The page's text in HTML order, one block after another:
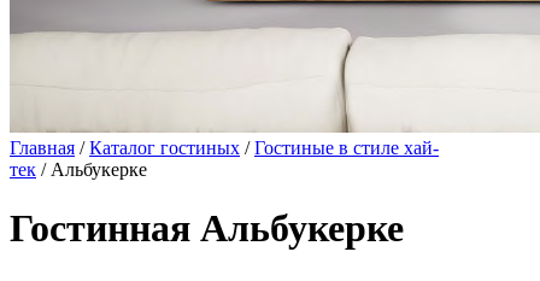
Главная /Каталог гостиных /Гостиные в стиле хай-
тек / Альбукерке
Гостинная Альбукерке